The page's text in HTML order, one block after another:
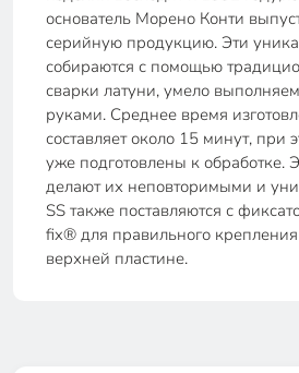
основатель Морено Конти
серийную продукцию. Эти
собираются с помощью
сварки латуни, умело
руками. Среднее время
составляет около 15 минут, при
уже подготовлены к обработке.
делают их неповторимыми и
SS также поставляются с
fix® для правильного
верхней пластине.